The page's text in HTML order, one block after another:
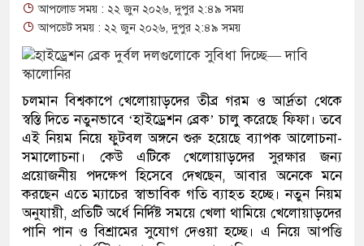
আপলোড সময় : ২২ জুন ২০২৬, দুপুর ২:৪৯ সময়
আপডেট সময় : ২২ জুন ২০২৬, দুপুর ২:৪৯ সময়
চলমান বিশ্বকাপে খেলোয়াড়দের তীব্র গরম ও আর্দ্রতা থেকে
স্বস্তি দিতে নতুনভাবে ‘হাইড্রেশন ব্রেক’ চালু করেছে ফিফা। তবে
এই নিয়ম নিয়ে ফুটবল অঙ্গনে শুরু হয়েছে ব্যাপক আলোচনা-
সমালোচনা। কেউ এটিকে খেলোয়াড়দের সুরক্ষার জন্য
প্রয়োজনীয় পদক্ষেপ হিসেবে দেখছেন, আবার অনেকে মনে
করছেন এতে ম্যাচের স্বাভাবিক গতি ব্যাহত হচ্ছে। নতুন নিয়ম
অনুযায়ী, প্রতিটি অর্ধে নির্দিষ্ট সময়ে খেলা থামিয়ে খেলোয়াড়দের
পানি পান ও বিশ্রামের সুযোগ দেওয়া হচ্ছে। এ নিয়ে আপত্তি